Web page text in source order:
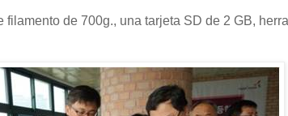
de 700g., una tarjeta SD de 2 GB,